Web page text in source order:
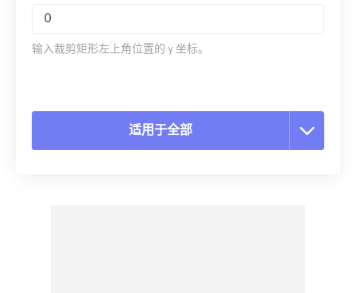
输入裁剪矩形左上角位置的 y 坐标。
适用于全部